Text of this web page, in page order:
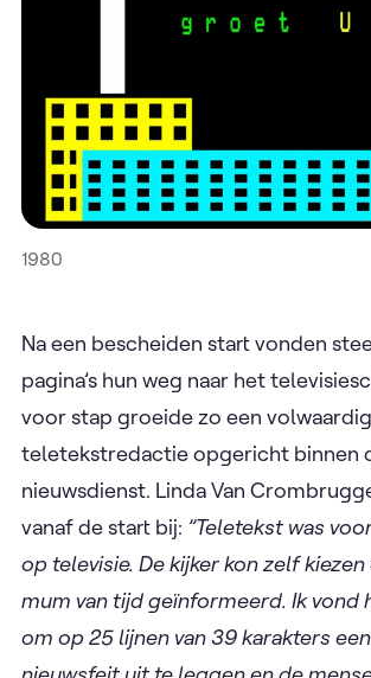
1980
Na een bescheiden start vonden
pagina’s hun weg naar het
voor stap groeide zo een
teletekstredactie opgericht binnen
nieuwsdienst. Linda Van
vanaf de start bij: ”Teletekst was
op televisie. De kijker kon zelf kiezen
mum van tijd geïnformeerd. Ik vond
om op 25 lijnen van 39 karakters